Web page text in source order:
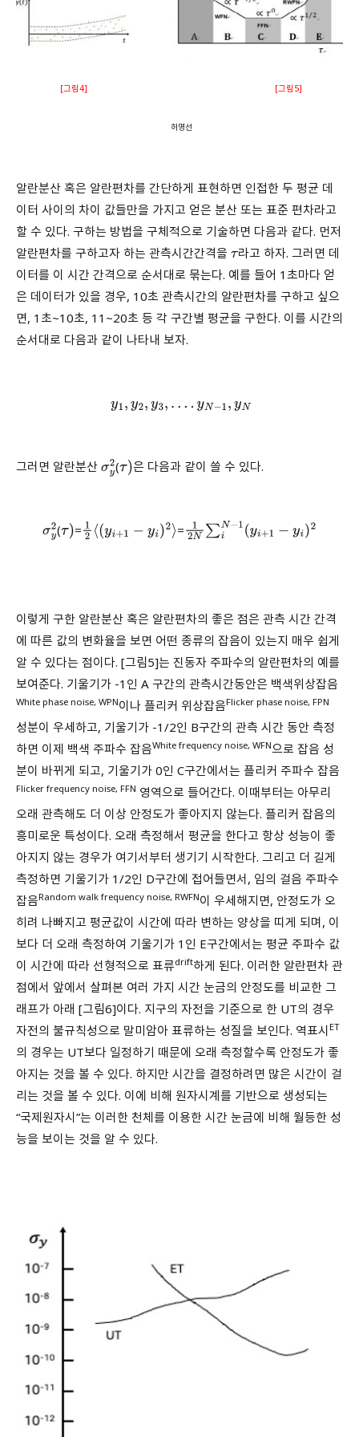
[그림4] [그림5]
허명선
알란분산 혹은 알란편차를 간단하게 표현하면 인접한 두 평균 데
이터 사이의 차이 값들만을 가지고 얻은 분산 또는 표준 편차라고
할 수 있다. 구하는 방법을 구체적으로 기술하면 다음과 같다. 먼저
알란편차를 구하고자 하는 관측시간간격을 τ라고 하자. 그러면 데
이터를 이 시간 간격으로 순서대로 묶는다. 예를 들어 1초마다 얻
은 데이터가 있을 경우, 10초 관측시간의 알란편차를 구하고 싶으
면, 1초~10초, 11~20초 등 각 구간별 평균을 구한다. 이를 시간의
순서대로 다음과 같이 나타내 보자.
y1, y2,y3,… .yN − 1,yN
그러면 알란분산 σy2
(τ)은 다음과 같이 쓸 수 있다.
σy2
(τ)=12⟨(yi+1− yi) 2 ⟩=12N∑iN− 1(yi+1− yi) 2
이렇게 구한 알란분산 혹은 알란편차의 좋은 점은 관측 시간 간격
에 따른 값의 변화율을 보면 어떤 종류의 잡음이 있는지 매우 쉽게
알 수 있다는 점이다. [그림5]는 진동자 주파수의 알란편차의 예를
보여준다. 기울기가 -1인 A 구간의 관측시간동안은 백색위상잡음
White phase noise, WPN이나 플리커 위상잡음Flicker phase noise, FPN
성분이 우세하고, 기울기가 -1/2인 B구간의 관측 시간 동안 측정
하면 이제 백색 주파수 잡음White frequency noise, WFN으로 잡음 성
분이 바뀌게 되고, 기울기가 0인 C구간에서는 플리커 주파수 잡음
Flicker frequency noise, FFN 영역으로 들어간다. 이때부터는 아무리
오래 관측해도 더 이상 안정도가 좋아지지 않는다. 플리커 잡음의
흥미로운 특성이다. 오래 측정해서 평균을 한다고 항상 성능이 좋
아지지 않는 경우가 여기서부터 생기기 시작한다. 그리고 더 길게
측정하면 기울기가 1/2인 D구간에 접어들면서, 임의 걸음 주파수
잡음Random walk frequency noise, RWFN이 우세해지면, 안정도가 오
히려 나빠지고 평균값이 시간에 따라 변하는 양상을 띠게 되며, 이
보다 더 오래 측정하여 기울기가 1인 E구간에서는 평균 주파수 값
이 시간에 따라 선형적으로 표류drift하게 된다. 이러한 알란편차 관
점에서 앞에서 살펴본 여러 가지 시간 눈금의 안정도를 비교한 그
래프가 아래 [그림6]이다. 지구의 자전을 기준으로 한 UT의 경우
자전의 불규칙성으로 말미암아 표류하는 성질을 보인다. 역표시ET
의 경우는 UT보다 일정하기 때문에 오래 측정할수록 안정도가 좋
아지는 것을 볼 수 있다. 하지만 시간을 결정하려면 많은 시간이 걸
리는 것을 볼 수 있다. 이에 비해 원자시계를 기반으로 생성되는
“국제원자시”는 이러한 천체를 이용한 시간 눈금에 비해 월등한 성
능을 보이는 것을 알 수 있다.